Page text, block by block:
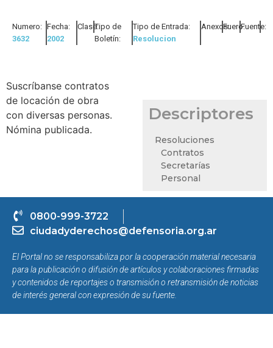
Numero:
3632
Fecha:
2002
Clase:Tipo de
Boletín:
Tipo de Entrada:
Resolucion
Anexos:Fuero:Fuente:
Suscríbanse contratos
de locación de obra
con diversas personas.
Nómina publicada.
Descriptores
Resoluciones
Contratos
Secretarías
Personal
0800-999-3722
ciudadyderechos@defensoria.org.ar
El Portal no se responsabiliza por la cooperación material necesaria
para la publicación o difusión de artículos y colaboraciones firmadas
y contenidos de reportajes o transmisión o retransmisión de noticias
de interés general con expresión de su fuente.